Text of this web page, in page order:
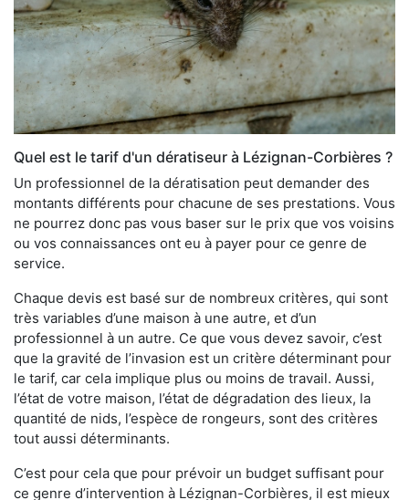
Quel est le tarif d'un dératiseur à Lézignan-Corbières ?
Un professionnel de la dératisation peut demander des
montants différents pour chacune de ses prestations. Vous
ne pourrez donc pas vous baser sur le prix que vos voisins
ou vos connaissances ont eu à payer pour ce genre de
service.
Chaque devis est basé sur de nombreux critères, qui sont
très variables d’une maison à une autre, et d’un
professionnel à un autre. Ce que vous devez savoir, c’est
que la gravité de l’invasion est un critère déterminant pour
le tarif, car cela implique plus ou moins de travail. Aussi,
l’état de votre maison, l’état de dégradation des lieux, la
quantité de nids, l’espèce de rongeurs, sont des critères
tout aussi déterminants.
C’est pour cela que pour prévoir un budget suffisant pour
ce genre d’intervention à Lézignan-Corbières, il est mieux